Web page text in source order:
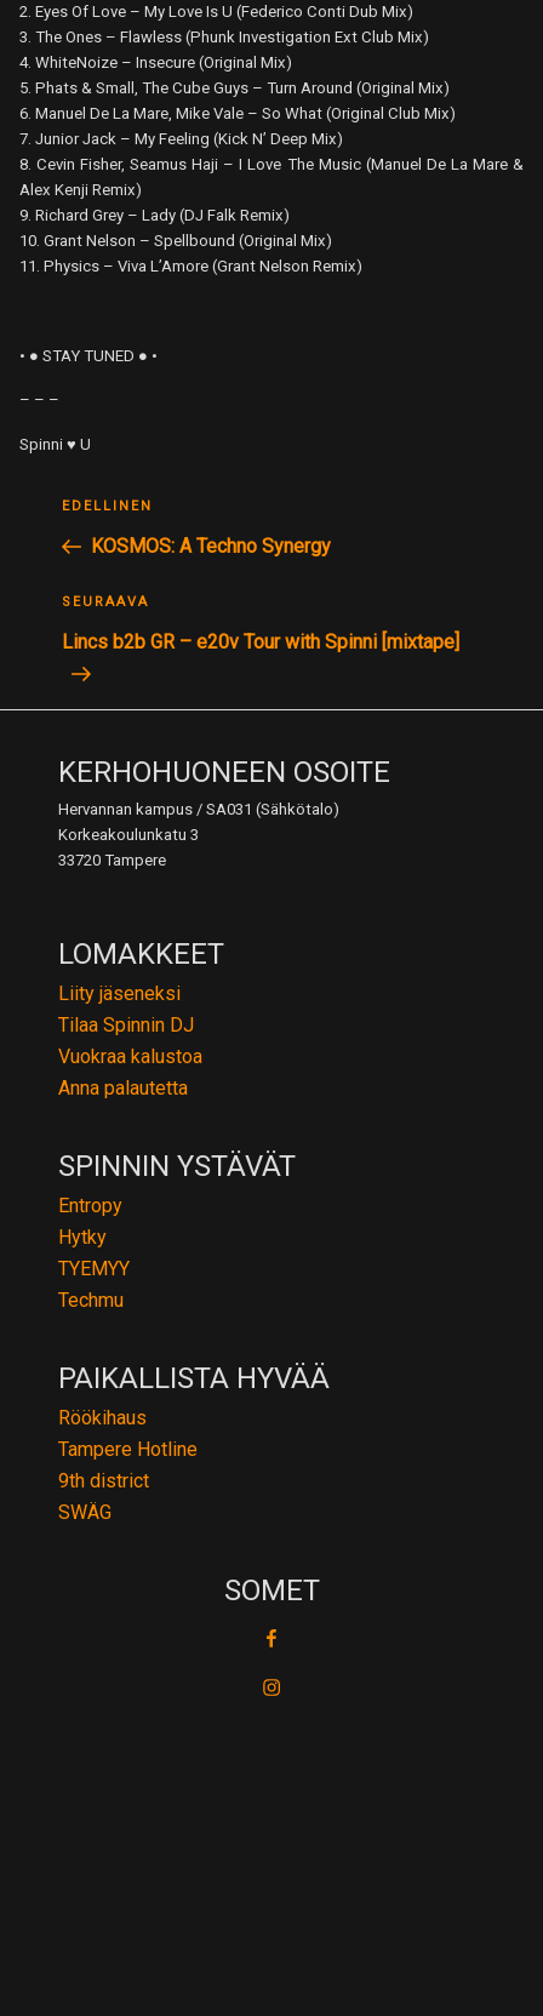
2. Eyes Of Love – My Love Is U (Federico Conti Dub Mix)
3. The Ones – Flawless (Phunk Investigation Ext Club Mix)
4. WhiteNoize – Insecure (Original Mix)
5. Phats & Small, The Cube Guys – Turn Around (Original Mix)
6. Manuel De La Mare, Mike Vale – So What (Original Club Mix)
7. Junior Jack – My Feeling (Kick N’ Deep Mix)
8. Cevin Fisher, Seamus Haji – I Love The Music (Manuel De La Mare &
Alex Kenji Remix)
9. Richard Grey – Lady (DJ Falk Remix)
10. Grant Nelson – Spellbound (Original Mix)
11. Physics – Viva L’Amore (Grant Nelson Remix)
• ● STAY TUNED ● •
– – –
Spinni ♥ U
ARTIKKELIEN
SELAUS
Edellinen
postaus
EDELLINEN
KOSMOS: A Techno Synergy
Seuraava
postaus
SEURAAVA
Lincs b2b GR – e20v Tour with Spinni [mixtape]
KERHOHUONEEN OSOITE
Hervannan kampus / SA031 (Sähkötalo)
Korkeakoulunkatu 3
33720 Tampere
LOMAKKEET
Liity jäseneksi
Tilaa Spinnin DJ
Vuokraa kalustoa
Anna palautetta
SPINNIN YSTÄVÄT
Entropy
Hytky
TYEMYY
Techmu
PAIKALLISTA HYVÄÄ
Röökihaus
Tampere Hotline
9th district
SWÄG
SOMET
fb
ig